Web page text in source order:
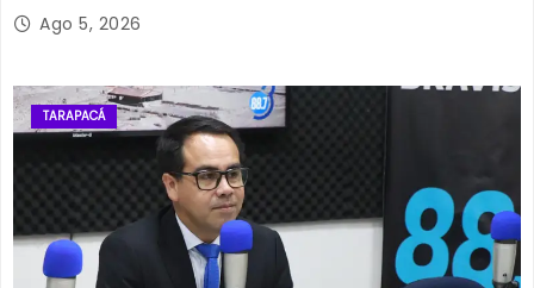
millones*
Ago 5, 2026
TARAPACÁ